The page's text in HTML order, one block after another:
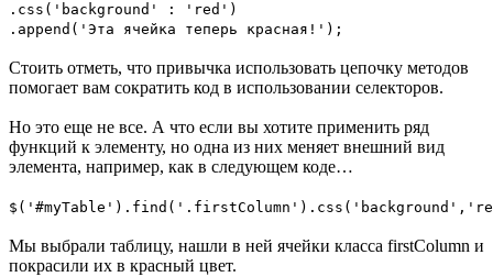
.css('background' : 'red')
.append('Эта ячейка теперь красная!');
Стоить отметь, что привычка использовать цепочку методов
помогает вам сократить код в использовании селекторов.
Но это еще не все. А что если вы хотите применить ряд
функций к элементу, но одна из них меняет внешний вид
элемента, например, как в следующем коде…
Мы выбрали таблицу, нашли в ней ячейки класса firstColumn и
покрасили их в красный цвет.